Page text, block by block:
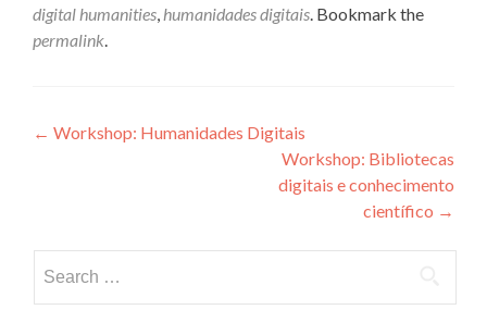
digital humanities humanidades digitais . Bookmark the
permalink
Post navigation
← Workshop: Humanidades Digitais
Workshop: Bibliotecas
digitais e conhecimento
científico →